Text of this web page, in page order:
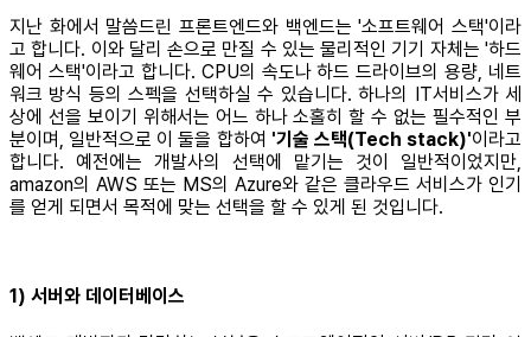
지난 화에서 말씀드린 프론트엔드와 백엔드는 '소프트웨어 스택'이라
고 합니다. 이와 달리 손으로 만질 수 있는 물리적인 기기 자체는 '하드
웨어 스택'이라고 합니다. CPU의 속도나 하드 드라이브의 용량, 네트
워크 방식 등의 스펙을 선택하실 수 있습니다. 하나의 IT서비스가 세
상에 선을 보이기 위해서는 어느 하나 소홀히 할 수 없는 필수적인 부
분이며, 일반적으로 이 둘을 합하여 '기술 스택(Tech stack)'이라고
합니다. 예전에는 개발사의 선택에 맡기는 것이 일반적이었지만,
amazon의 AWS 또는 MS의 Azure와 같은 클라우드 서비스가 인기
를 얻게 되면서 목적에 맞는 선택을 할 수 있게 된 것입니다.
1) 서버와 데이터베이스